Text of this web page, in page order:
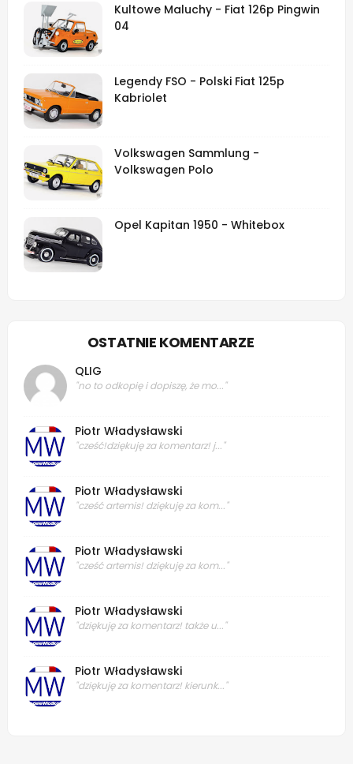
Kultowe Maluchy - Fiat 126p Pingwin
04
Legendy FSO - Polski Fiat 125p
Kabriolet
Volkswagen Sammlung -
Volkswagen Polo
Opel Kapitan 1950 - Whitebox
OSTATNIE KOMENTARZE
QLIG
"no to odkopię i dopiszę, że mo..."
Piotr Władysławski
"cześć!dziękuję za komentarz! j..."
Piotr Władysławski
"cześć artemis! dziękuję za kom..."
Piotr Władysławski
"cześć artemis! dziękuję za kom..."
Piotr Władysławski
"dziękuję za komentarz! także u..."
Piotr Władysławski
"dziękuję za komentarz! kierunk..."